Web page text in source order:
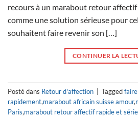
recours à un marabout retour
comme une solution sérieuse pour
souhaitent faire revenir son […]
CONTINUER LA
Posté dans Retour d'affection Tagged
rapidement,marabout africain suisse amour,
Paris,marabout retour affectif rapide et